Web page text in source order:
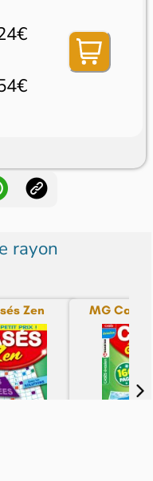
rayon
Zen MG